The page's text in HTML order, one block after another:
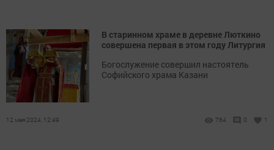
В старинном храме в деревне Люткино
совершена первая в этом году Литургия
Богослужение совершил настоятель
Софийского храма Казани
12 мая 2024, 12:49 764 0 1